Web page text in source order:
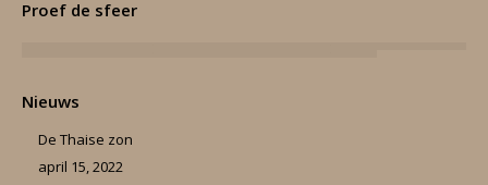
Proef de sfeer
Nieuws
De Thaise zon
april 15, 2022